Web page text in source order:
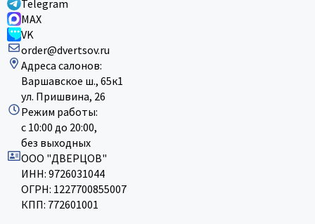
Telegram
MAX
VK
order@dvertsov.ru
Адреса салонов:
Варшавское ш., 65к1
ул. Пришвина, 26
Режим работы:
с 10:00 до 20:00,
без выходных
ООО "ДВЕРЦОВ"
ИНН: 9726031044
ОГРН: 1227700855007
КПП: 772601001